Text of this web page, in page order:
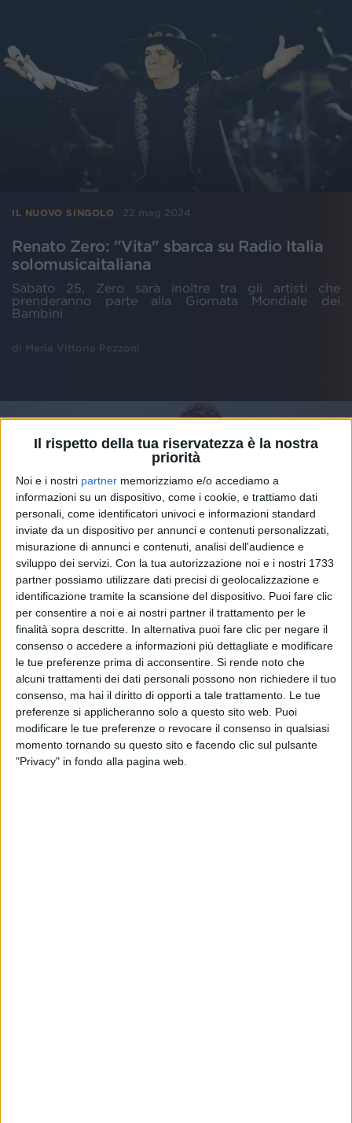
Il rispetto della tua riservatezza è la nostra
priorità
Noi e i nostri partner memorizziamo e/o accediamo a
informazioni su un dispositivo, come i cookie, e trattiamo dati
personali, come identificatori univoci e informazioni standard
inviate da un dispositivo per annunci e contenuti personalizzati,
misurazione di annunci e contenuti, analisi dell'audience e
sviluppo dei servizi. Con la tua autorizzazione noi e i nostri 1733
partner possiamo utilizzare dati precisi di geolocalizzazione e
identificazione tramite la scansione del dispositivo. Puoi fare clic
per consentire a noi e ai nostri partner il trattamento per le
finalità sopra descritte. In alternativa puoi fare clic per negare il
consenso o accedere a informazioni più dettagliate e modificare
le tue preferenze prima di acconsentire. Si rende noto che
alcuni trattamenti dei dati personali possono non richiedere il tuo
consenso, ma hai il diritto di opporti a tale trattamento. Le tue
preferenze si applicheranno solo a questo sito web. Puoi
modificare le tue preferenze o revocare il consenso in qualsiasi
momento tornando su questo sito e facendo clic sul pulsante
"Privacy" in fondo alla pagina web.
IL NUOVO SINGOLO 22 mag 2024
Renato Zero: "Vita" sbarca su Radio Italia
solomusicaitaliana
Sabato 25, Zero sarà inoltre tra gli artisti che
prenderanno parte alla Giornata Mondiale dei
Bambini
di Maria Vittoria Pezzoni
NUOVI PROGETTI 08 ago 2021
La Rappresentante di Lista: voce narrante al
cinema e un libro in arrivo
Proseguono i concerti in giro per l’Italia: scopri le
prossime date!
diSimone Bernardi